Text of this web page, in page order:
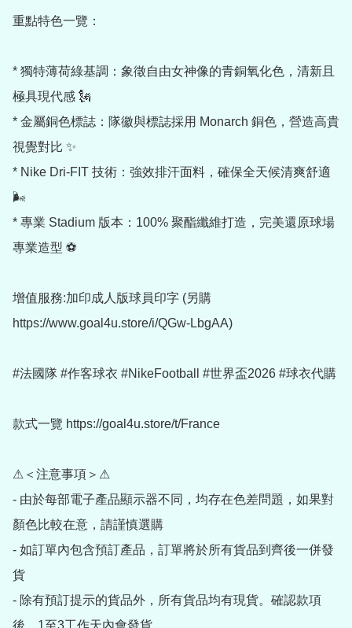
重點特色一覽：
* 獨特薄荷綠基調：象徵自由女神像的青銅氧化色，清新且
極具現代感 🗽
* 金屬銅色標誌：隊徽與標誌採用 Monarch 銅色，營造高貴
視覺對比 ✨
* Nike Dri-FIT 技術：強效排汗面料，確保全天候清爽舒適
🌬️
* 專業 Stadium 版本：100% 聚酯纖維打造，完美還原球場
專業造型 ⚽
增值服務:加印成人版球員印字 (另購
https://www.goal4u.store/i/QGw-LbgAA)
#法國隊 #作客球衣 #NikeFootball #世界盃2026 #球衣代購
款式一覽 https://goal4u.store/t/France
⚠＜注意事項＞⚠
- 由於每部電子產品顯示器不同，均存在色差問題，如果對
顏色比較在意，請謹慎選購
- 如訂單內包含預訂產品，訂單將於所有貨品到齊後一併發
貨
- 除有預訂提示的貨品外，所有貨品均有現貨。確認款項